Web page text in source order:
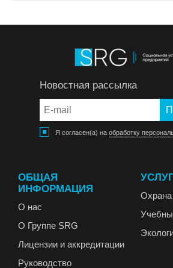
Новостная рассылка
Я согласен(а) на обработку
ОБЩАЯ
ИНФОРМАЦИЯ
О нас
О Группе SRG
Лицензии и аккредитации
Руководство
Охрана